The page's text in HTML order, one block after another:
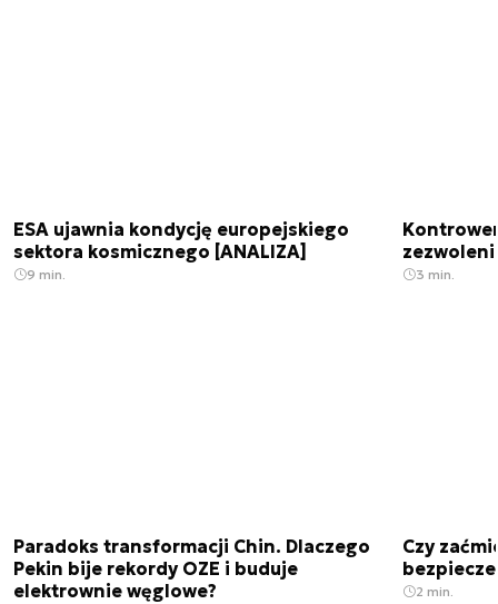
ESA ujawnia kondycję europejskiego
sektora kosmicznego [ANALIZA]
9 min. 3 min.
Paradoks transformacji Chin. Dlaczego
Pekin bije rekordy OZE i buduje
elektrownie węglowe?
Czy
2 min.